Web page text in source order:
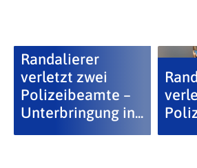
Randalierer
verletzt zwei
Polizeibeamte –
Unterbringung in...